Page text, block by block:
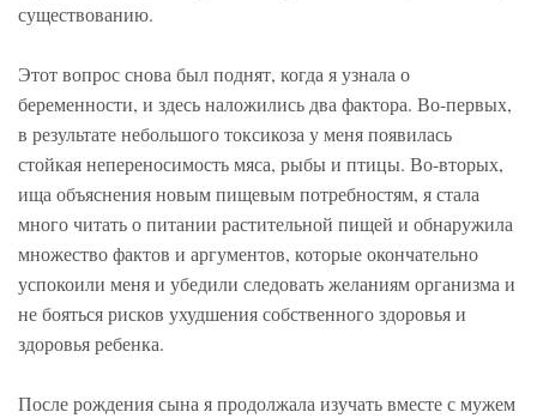
существованию.
Этот вопрос снова был поднят, когда я узнала о
беременности, и здесь наложились два фактора. Во-первых,
в результате небольшого токсикоза у меня появилась
стойкая непереносимость мяса, рыбы и птицы. Во-вторых,
ища объяснения новым пищевым потребностям, я стала
много читать о питании растительной пищей и обнаружила
множество фактов и аргументов, которые окончательно
успокоили меня и убедили следовать желаниям организма и
не бояться рисков ухудшения собственного здоровья и
здоровья ребенка.
После рождения сына я продолжала изучать вместе с мужем